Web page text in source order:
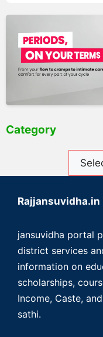
Category
Rajjansuvidha.in
jansuvidha portal
district services
information on
scholarships,
Income, Caste,
sathi.